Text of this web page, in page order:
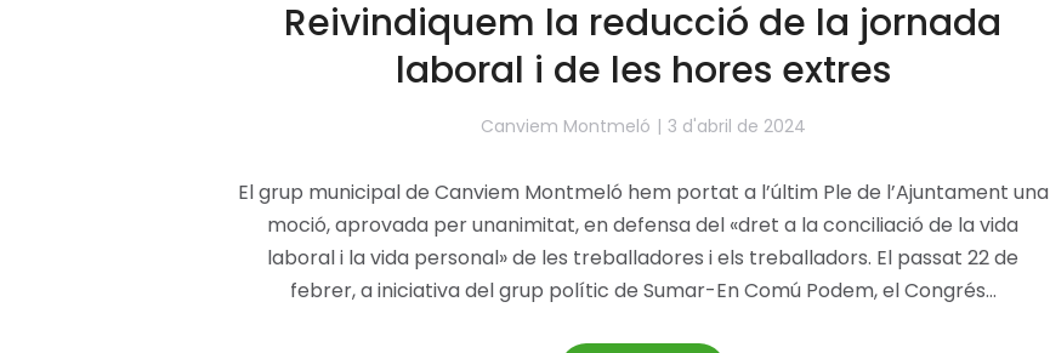
Reivindiquem la reducció de la jornada
laboral i de les hores extres
Canviem Montmeló 3 d'abril de 2024
El grup municipal de Canviem Montmeló hem portat a l’últim Ple de l’Ajuntament una
moció, aprovada per unanimitat, en defensa del «dret a la conciliació de la vida
laboral i la vida personal» de les treballadores i els treballadors. El passat 22 de
febrer, a iniciativa del grup polític de Sumar-En Comú Podem, el Congrés…